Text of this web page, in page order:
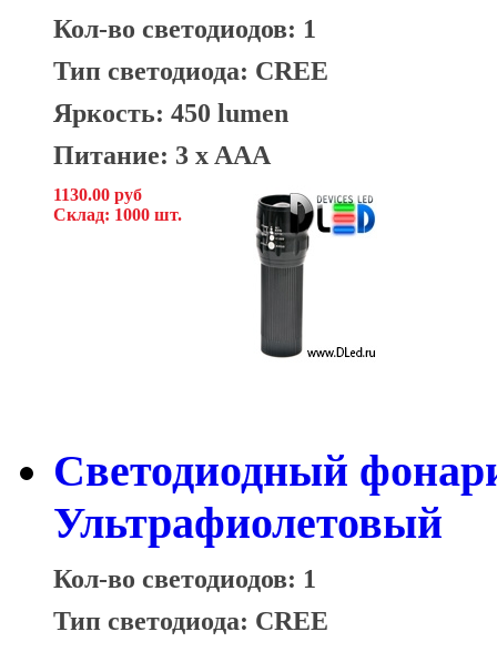
Кол-во светодиодов: 1
Тип светодиода: CREE
Яркость: 450 lumen
Питание: 3 x AAA
1130.00 руб
Склад: 1000 шт.
Светодиодный
Ультрафиолетовый
Кол-во светодиодов: 1
Тип светодиода: CREE